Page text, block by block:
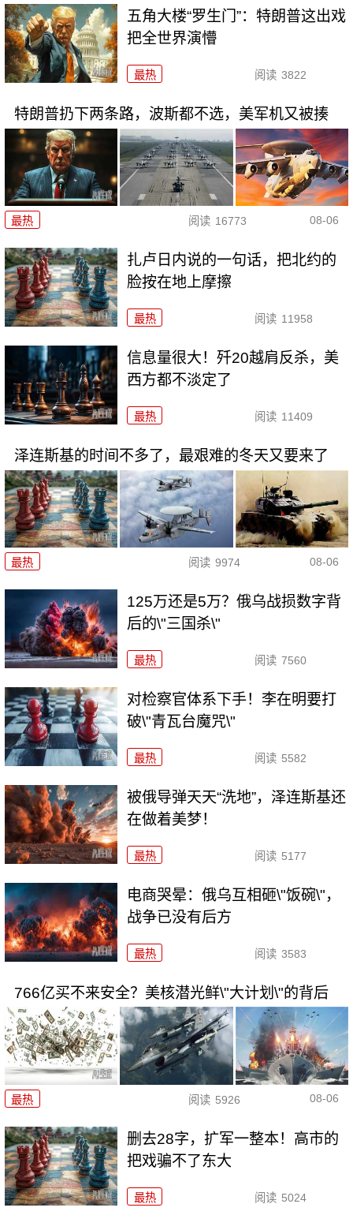
五角大楼“罗生门”：特朗普这出戏
把全世界演懵
最热 阅读 3822
特朗普扔下两条路，波斯都不选，美军机又被揍
最热 阅读 16773 08-06
扎卢日内说的一句话，把北约的
脸按在地上摩擦
最热 阅读 11958
信息量很大！歼20越肩反杀，美
西方都不淡定了
最热 阅读 11409
泽连斯基的时间不多了，最艰难的冬天又要来了
最热 阅读 9974 08-06
125万还是5万？俄乌战损数字背
后的\"三国杀\"
最热 阅读 7560
对检察官体系下手！李在明要打
破\"青瓦台魔咒\"
最热 阅读 5582
被俄导弹天天“洗地”，泽连斯基还
在做着美梦！
最热 阅读 5177
电商哭晕：俄乌互相砸\"饭碗\"，
战争已没有后方
最热 阅读 3583
766亿买不来安全？美核潜光鲜\"大计划\"的背后
最热 阅读 5926 08-06
删去28字，扩军一整本！高市的
把戏骗不了东大
最热 阅读 5024